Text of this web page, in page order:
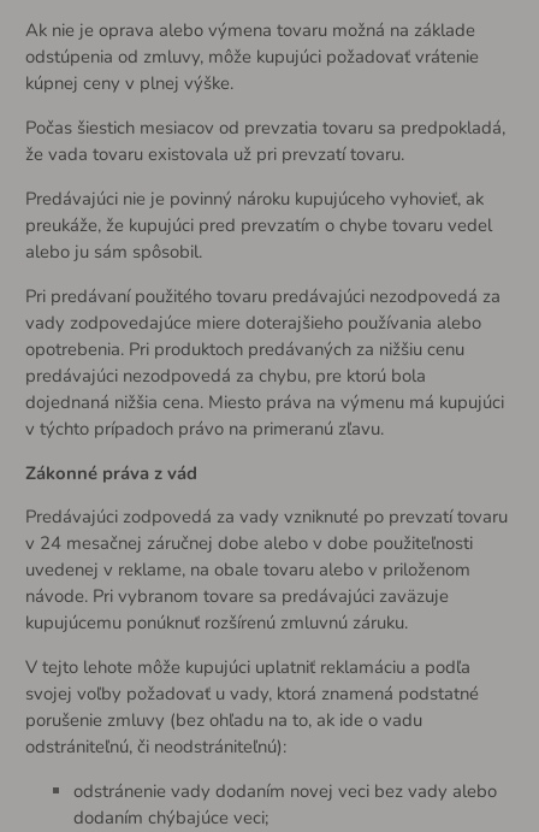
Ak nie je oprava alebo výmena tovaru možná na základe
odstúpenia od zmluvy, môže kupujúci požadovať vrátenie
kúpnej ceny v plnej výške.
Počas šiestich mesiacov od prevzatia tovaru sa predpokladá,
že vada tovaru existovala už pri prevzatí tovaru.
Predávajúci nie je povinný nároku kupujúceho vyhovieť, ak
preukáže, že kupujúci pred prevzatím o chybe tovaru vedel
alebo ju sám spôsobil.
Pri predávaní použitého tovaru predávajúci nezodpovedá za
vady zodpovedajúce miere doterajšieho používania alebo
opotrebenia. Pri produktoch predávaných za nižšiu cenu
predávajúci nezodpovedá za chybu, pre ktorú bola
dojednaná nižšia cena. Miesto práva na výmenu má kupujúci
v týchto prípadoch právo na primeranú zľavu.
Zákonné práva z vád
Predávajúci zodpovedá za vady vzniknuté po prevzatí tovaru
v 24 mesačnej záručnej dobe alebo v dobe použiteľnosti
uvedenej v reklame, na obale tovaru alebo v priloženom
návode. Pri vybranom tovare sa predávajúci zaväzuje
kupujúcemu ponúknuť rozšírenú zmluvnú záruku.
V tejto lehote môže kupujúci uplatniť reklamáciu a podľa
svojej voľby požadovať u vady, ktorá znamená podstatné
porušenie zmluvy (bez ohľadu na to, ak ide o vadu
odstrániteľnú, či neodstrániteľnú):
odstránenie vady dodaním novej veci bez vady alebo
dodaním chýbajúce veci;